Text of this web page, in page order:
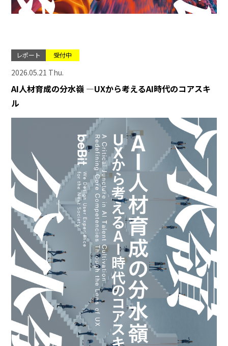
レポート 受付中
2026.05.21 Thu.
AI人材育成の分水嶺 ―UXから考えるAI時代のコアスキ
ル